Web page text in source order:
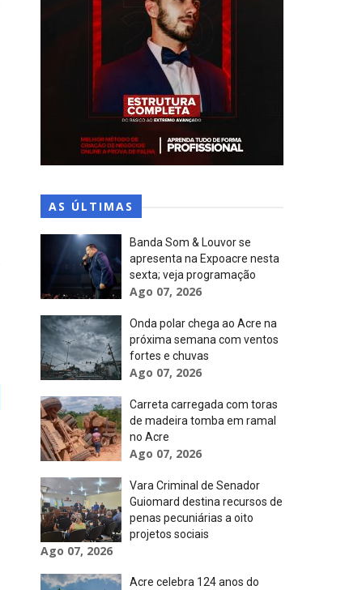
AS ÚLTIMAS
Banda Som & Louvor se
apresenta na Expoacre nesta
sexta; veja programação
Ago 07, 2026
Onda polar chega ao Acre na
próxima semana com ventos
fortes e chuvas
Ago 07, 2026
Carreta carregada com toras
de madeira tomba em ramal
no Acre
Ago 07, 2026
Vara Criminal de Senador
Guiomard destina recursos de
penas pecuniárias a oito
projetos sociais
Ago 07, 2026
Acre celebra 124 anos do